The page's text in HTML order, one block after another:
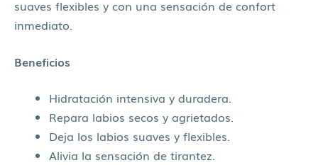
suaves flexibles y con una sensación de confort
inmediato.
Beneficios
Hidratación intensiva y duradera.
Repara labios secos y agrietados.
Deja los labios suaves y flexibles.
Alivia la sensación de tirantez.